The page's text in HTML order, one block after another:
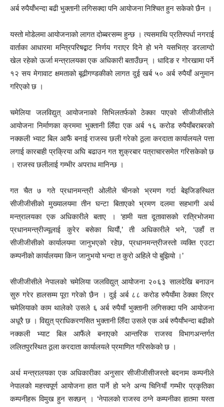
अर्ब रुपैयाँभन्दा बढी भुक्तानी लगिसक्दा पनि आयोजना निश्चित हुन सकेको छैन ।
यस्तो मोडेलमा आयोजनाको लागत दोब्बरसम्म हुन्छ । त्यसमाथि प्रतिस्पर्धा नगराई
वार्ताका आधारमा मन्त्रिपरिषद्बाट निर्णय गराएर दिने हो भने यसभित्र डरलाग्दो
खेल रहेको ऊर्जा मन्त्रालयका एक अधिकारी बताउँछन् । धादिङ र गोरखामा पर्ने
१२ सय मेगावाट क्षमताको बूढीगण्डकीको लागत दुई खर्ब ५० अर्ब रुपैयाँ अनुमान
गरिएको छ ।
चमेलिया जलविद्युत् आयोजनाको सिभिलतर्फको ठेक्का पाएको सीजीजीसीले
आयोजना निर्माणका क्रममा भुक्तानी लिँदा एक अर्ब १६ करोड रुपैयाँबराबरको
नक्कली भ्याट बिल आफैं बनाई राजस्व छली गरेको ठूला करदाता कार्यालयले पत्ता
लगाई कारबाही प्रक्रिया अघि बढाउन गत शुक्रबार पत्राचारसमेत गरिसकेको छ
। राजस्व छलीलाई गम्भीर अपराध मानिन्छ ।
गत चैत ७ गते प्रधानमन्त्री ओलीले चीनको भ्रमण गर्दा बेइजिङस्थित
सीजीजीसीको मुख्यालयमा तीन घन्टा बिताएको भ्रमण दलमा सहभागी अर्थ
मन्त्रालयका एक अधिकारीले बताए । ‘हामी यता दूतावासको रात्रिभोजमा
प्रधानमन्त्रीज्यूलाई कुरेर बसेका थियौं,’ ती अधिकारीले भने, ‘उहाँ त
सीजीजीसीको कार्यालयमा जानुभएको रहेछ, प्रधानमन्त्रीजस्तो व्यक्ति एउटा
कम्पनीको कार्यालयमा किन जानुभयो भन्दा त कुरो अहिले पो बुझियो ।’
सीजीजीसीले नेपालको चमेलिया जलविद्युत् आयोजना २०६३ सालदेखि बनाउन
सुरु गरेर हालसम्म पूरा गरेको छैन । दुई अर्ब ८८ करोड रुपैयाँमा ठेक्का लिएर
चमेलियाको काम थालेको उसले ६ अर्ब रुपैयाँ भुक्तानी लगिसक्दा पनि आयोजना
अधूरै छ । विद्युत् प्राधिकरणसित भुक्तानी लिँदा उसले एक अर्ब रुपैयाँभन्दा बढीको
नक्कली भ्याट बिल आफैंले बनाएको आन्तरिक राजस्व विभागअन्तर्गत
ललितपुरस्थित ठूला करदाता कार्यालयले प्रमाणित गरिसकेको छ ।
अर्थ मन्त्रालयका एक अधिकारीका अनुसार सीजीजीसीजस्तो बदनाम कम्पनीले
नेपालको महत्त्वपूर्ण आयोजना हात पार्ने हो भने अन्य चिनियाँ गम्भीर प्रकृतिका
कम्पनीहरू विमुख हुन सक्छन् । ‘नेपालको राजस्व ठग्ने कम्पनीका हातमा यस्ता